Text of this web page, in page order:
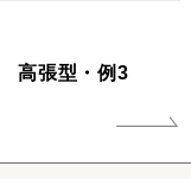
高張型・例3